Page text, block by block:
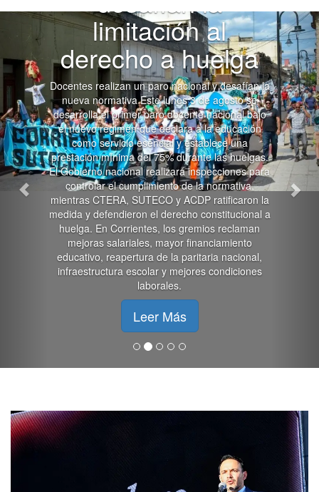
limitación al
derecho a huelga
Docentes realizan un paro nacional y desafían la
nueva normativa Este lunes 3 de agosto se
desarrolla el primer paro docente nacional bajo
el nuevo régimen que declara a la educación
como servicio esencial y establece una
prestación mínima del 75% durante las huelgas.
El Gobierno nacional realizará inspecciones para
controlar el cumplimiento de la normativa,
mientras CTERA, SUTECO y ACDP ratificaron la
medida y defendieron el derecho constitucional a
huelga. En Corrientes, los gremios reclaman
mejoras salariales, mayor financiamiento
educativo, reapertura de la paritaria nacional,
infraestructura escolar y mejores condiciones
laborales.
Leer Más
Anterior